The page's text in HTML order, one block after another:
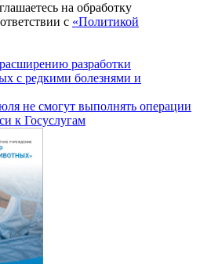
на обработку
с «Политикой
разработки
с редкими болезнями и
не смогут выполнять операции
к Госуслугам